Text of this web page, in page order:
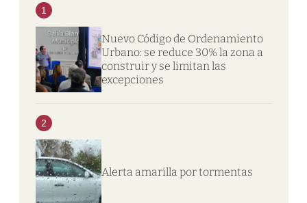
1
Nuevo Código de Ordenamiento
Urbano: se reduce 30% la zona a
construir y se limitan las
excepciones
2
Alerta amarilla por tormentas